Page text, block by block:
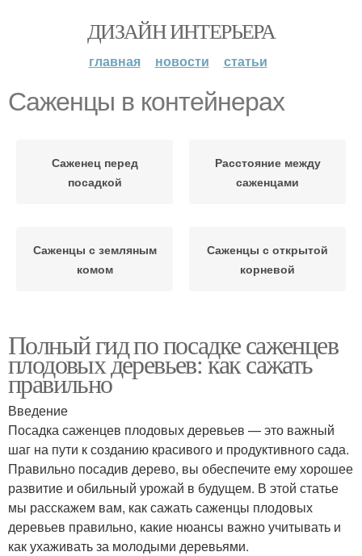
ДИЗАЙН ИНТЕРЬЕРА
главная новости статьи
Саженцы в контейнерах
Саженец перед
посадкой
Расстояние между
саженцами
Саженцы с земляным
комом
Саженцы с открытой
корневой
Полный гид по посадке саженцев
плодовых деревьев: как сажать
правильно
Введение
Посадка саженцев плодовых деревьев — это важный
шаг на пути к созданию красивого и продуктивного сада.
Правильно посадив дерево, вы обеспечите ему хорошее
развитие и обильный урожай в будущем. В этой статье
мы расскажем вам, как сажать саженцы плодовых
деревьев правильно, какие нюансы важно учитывать и
как ухаживать за молодыми деревьями.